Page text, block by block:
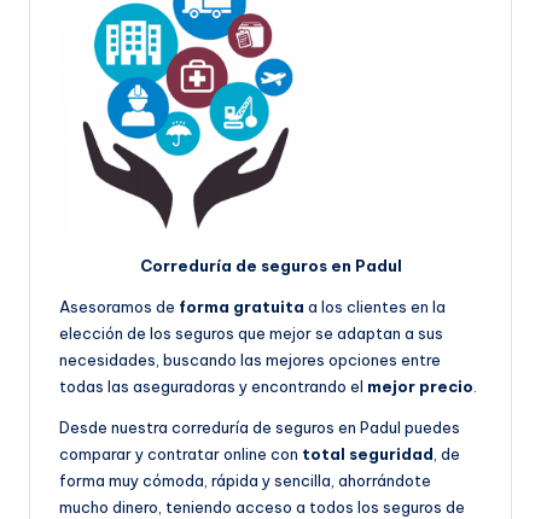
Correduría de seguros en Padul
Asesoramos de forma gratuita a los clientes en la
elección de los seguros que mejor se adaptan a sus
necesidades, buscando las mejores opciones entre
todas las aseguradoras y encontrando el mejor precio.
Desde nuestra correduría de seguros en Padul puedes
comparar y contratar online con total seguridad, de
forma muy cómoda, rápida y sencilla, ahorrándote
mucho dinero, teniendo acceso a todos los seguros de